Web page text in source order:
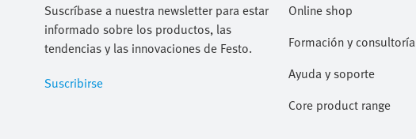
Suscríbase a nuestra newsletter para estar
informado sobre los productos, las
tendencias y las innovaciones de Festo.
Suscribirse
Online shop
Formación y consultoría
Ayuda y soporte
Core product range